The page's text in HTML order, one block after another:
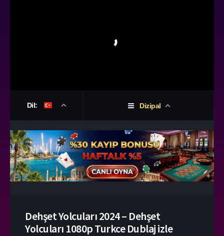
Dil: Dizipal
Dehşet Yolcuları 2024 – Dehşet
Yolcuları 1080p Turkce Dublaj izle